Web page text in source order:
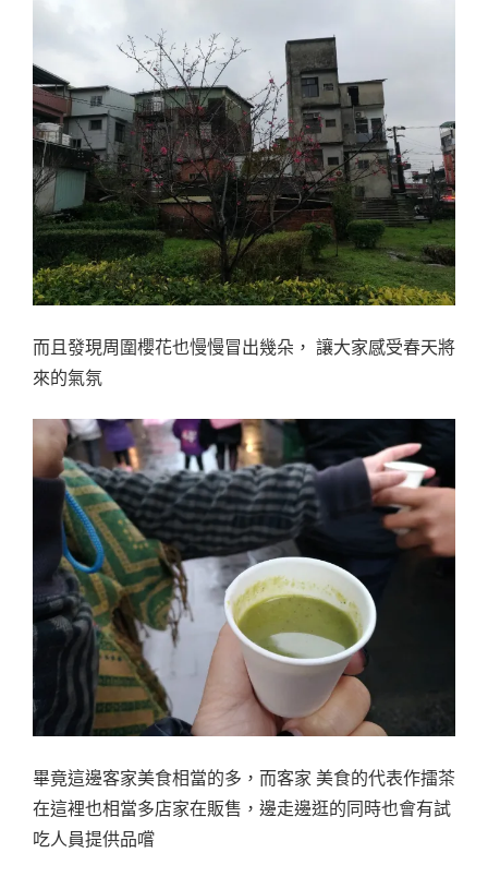
而且發現周圍櫻花也慢慢冒出幾朵， 讓大家感受春天將
來的氣氛
畢竟這邊客家美食相當的多，而客家 美食的代表作擂茶
在這裡也相當多店家在販售，邊走邊逛的同時也會有試
吃人員提供品嚐